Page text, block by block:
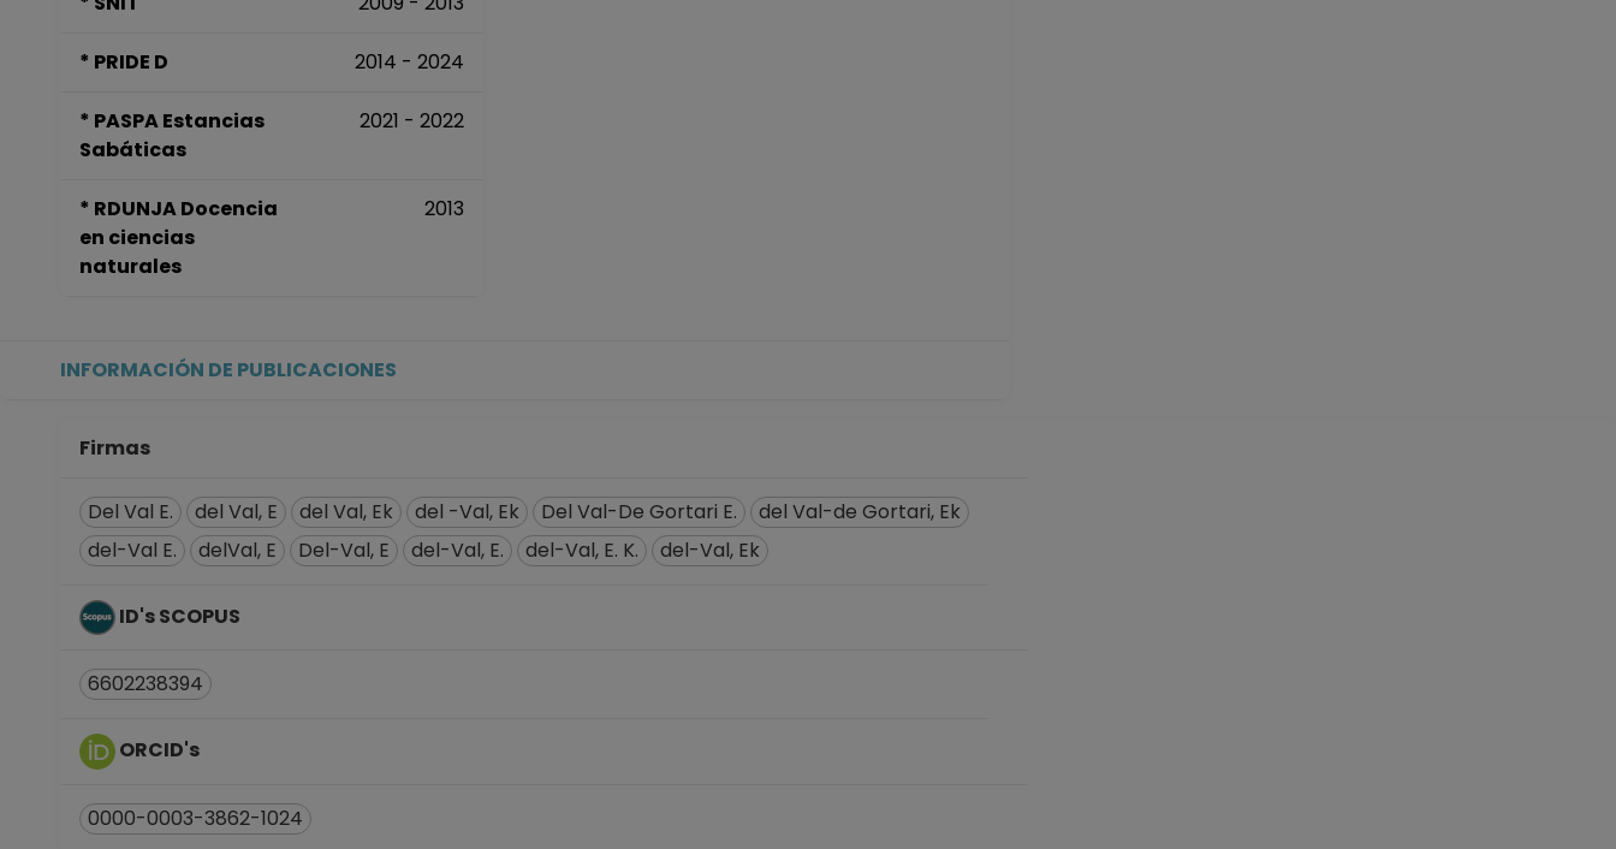
INVESTIGADOR TITULAR A TC Definitivo
Desde 01-02-2015 hasta 15-04-2015
Escuela Nacional de Estudios Superiores, Unidad Morelia, Michoacán
Centro de Investigaciones en Ecosistemas en Morelia, Michoacán
Centro de Investigaciones en Ecosistemas en Morelia, Michoacán
* PRIDE D 2014 - 2024
* PASPA Estancias
Sabáticas
2021 - 2022
* RDUNJA Docencia
en ciencias
naturales
2013
INFORMACIÓN DE PUBLICACIONES
Firmas
Del Val E. del Val, E del Val, Ek del -Val, Ek Del Val-De Gortari E.
del Val-de Gortari, Ek
del-Val E.
delVal, E Del-Val, E del-Val, E. del-Val, E. K. del-Val, Ek
ID's SCOPUS
6602238394
ORCID's
0000-0003-3862-1024